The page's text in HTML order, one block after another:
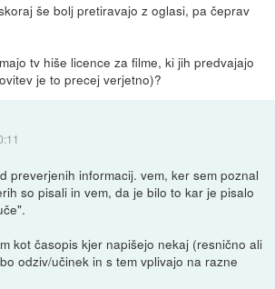
še bolj pretiravajo z oglasi, pa čeprav
tv hiše licence za filme, ki jih predvajajo
je to precej verjetno)?
preverjenih informacij. vem, ker sem poznal
so pisali in vem, da je bilo to kar je pisalo
kot časopis kjer napišejo nekaj (resnično ali
odziv/učinek in s tem vplivajo na razne